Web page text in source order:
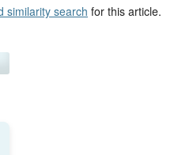
similarity search for this article.